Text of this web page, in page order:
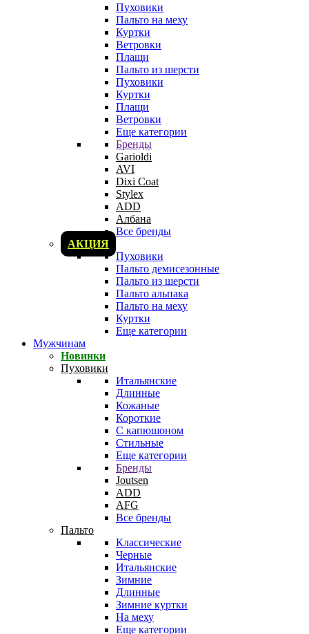
Пуховики
Пальто на меху
Куртки
Ветровки
Плащи
Пальто из шерсти
Пуховики
Куртки
Плащи
Ветровки
Еще категории
Бренды
Garioldi
AVI
Dixi Coat
Stylex
ADD
Албана
Все бренды
АКЦИЯ
Пуховики
Пальто демисезонные
Пальто из шерсти
Пальто альпака
Пальто на меху
Куртки
Еще категории
Мужчинам
Новинки
Пуховики
Итальянские
Длинные
Кожаные
Короткие
С капюшоном
Стильные
Еще категории
Бренды
Joutsen
ADD
AFG
Все бренды
Пальто
Классические
Черные
Итальянские
Зимние
Длинные
Зимние куртки
На меху
Еще категории